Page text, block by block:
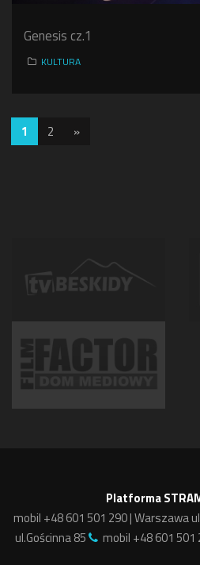
Genesis cz.1
KULTURA
1 2 »
Platforma
mobil +48 601 501 290 | Warszawa
ul.Gościnna 85
mobil +48 601 501